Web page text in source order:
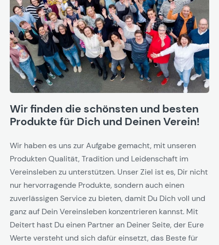
Wir finden die schönsten und besten
Produkte für Dich und Deinen Verein!
Wir haben es uns zur Aufgabe gemacht, mit unseren
Produkten Qualität, Tradition und Leidenschaft im
Vereinsleben zu unterstützen. Unser Ziel ist es, Dir nicht
nur hervorragende Produkte, sondern auch einen
zuverlässigen Service zu bieten, damit Du Dich voll und
ganz auf Dein Vereinsleben konzentrieren kannst. Mit
Deitert hast Du einen Partner an Deiner Seite, der Eure
Werte versteht und sich dafür einsetzt, das Beste für